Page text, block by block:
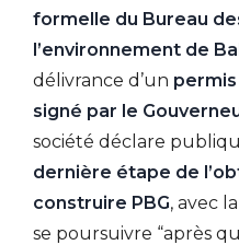
formelle du Bureau
l’environnement de
délivrance d’un
signé par le
société déclare
dernière étape de
construire PBG, avec
se poursuivre “après